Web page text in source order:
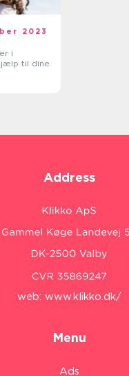
2023
i
til dine
Address
web: www.klikko.dk/
Menu
Ads